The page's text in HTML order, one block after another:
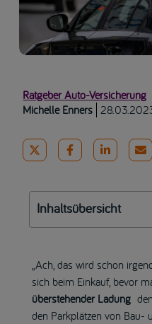
Ratgeber Auto-Versicherung
Michelle Enners
Inhaltsübersicht
„Ach, das wird schon
sich beim Einkauf, bevor
überstehender Ladungden
den Parkplätzen von Bau-